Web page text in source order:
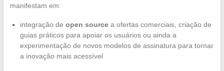
manifestam em:
integração de open sourcea ofertas comerciais, criação de
guias práticos para apoiar os usuários ou ainda a
experimentação de novos modelos de assinatura para tornar
a inovação mais acessível